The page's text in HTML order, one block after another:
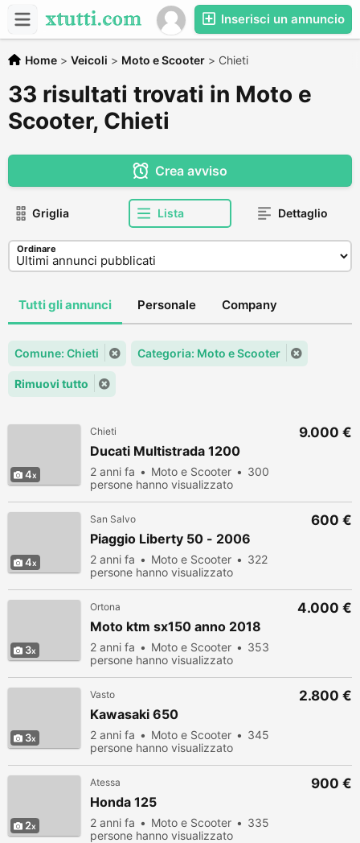
Inserisci un annuncio
Home > Veicoli > Moto e Scooter > Chieti
33 risultati trovati in Moto e
Scooter, Chieti
Crea avviso
Griglia Lista Dettaglio
Ordinare
Tutti gli annunci Personale Company
Comune: Chieti Categoria: Moto e Scooter
Rimuovi tutto
4
Chieti
Ducati Multistrada 1200
2 anni fa Moto e Scooter
300
persone hanno visualizzato
9.000 €
4
San Salvo
Piaggio Liberty 50 - 2006
2 anni fa Moto e Scooter
322
persone hanno visualizzato
600 €
3
Ortona
Moto ktm sx150 anno 2018
2 anni fa Moto e Scooter
353
persone hanno visualizzato
4.000 €
3
Vasto
Kawasaki 650
2 anni fa Moto e Scooter
345
persone hanno visualizzato
2.800 €
2
Atessa
Honda 125
2 anni fa Moto e Scooter
335
persone hanno visualizzato
900 €